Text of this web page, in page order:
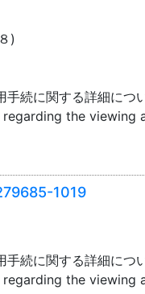
)
手続に関する詳細につ
the viewing
1019
手続に関する詳細につ
the viewing